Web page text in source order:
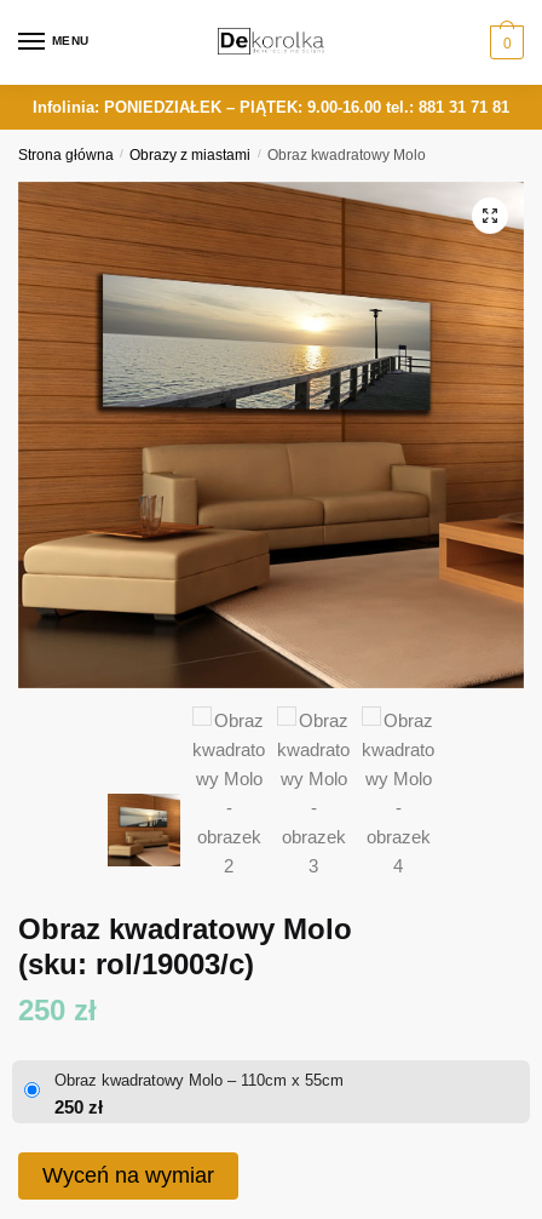
MENU 0
Infolinia: PONIEDZIAŁEK – PIĄTEK: 9.00-16.00 tel.: 881 31 71 81
Strona główna / Obrazy z miastami / Obraz kwadratowy Molo
Obraz kwadratowy Molo
(sku: rol/19003/c)
250 zł
Obraz kwadratowy Molo – 110cm x 55cm
250 zł
Wyceń na wymiar